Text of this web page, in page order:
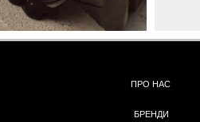
ОПЛАТА ТА ДОСТАВКА
ПОЛІТИКА КОНФІДЕНЦІЙНОСТІ